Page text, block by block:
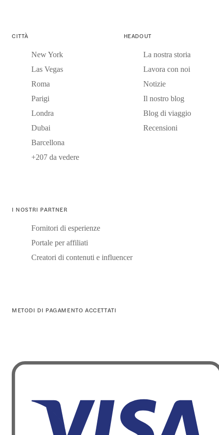
CITTÀ
New York
Las Vegas
Roma
Parigi
Londra
Dubai
Barcellona
+207 da vedere
HEADOUT
La nostra storia
Lavora con noi
Notizie
Il nostro blog
Blog di viaggio
Recensioni
I NOSTRI PARTNER
Fornitori di esperienze
Portale per affiliati
Creatori di contenuti e influencer
METODI DI PAGAMENTO ACCETTATI